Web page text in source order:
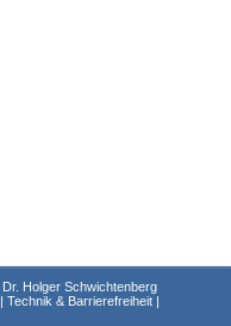
Dr. Holger Schwichtenberg
| Technik & Barrierefreiheit |